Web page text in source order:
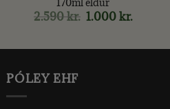
2.590kr. Original
price
1.000kr.
price
PÓLEY EHF